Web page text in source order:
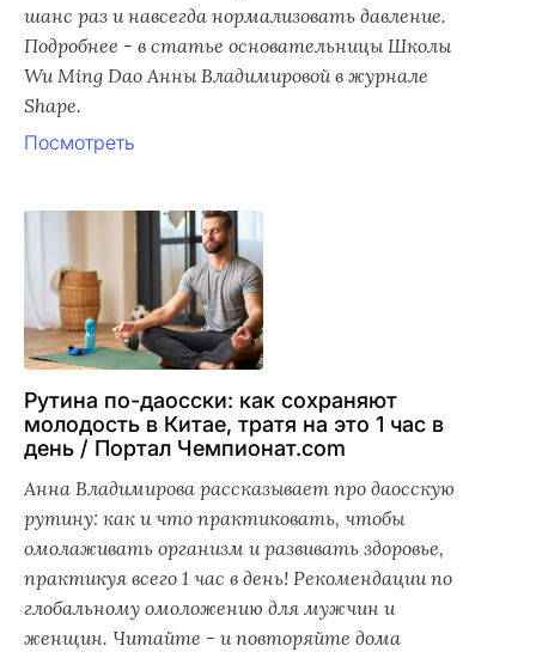
шанс раз и навсегда нормализовать давление.
Подробнее - в статье основательницы Школы
Wu Ming Dao Анны Владимировой в журнале
Shape.
Посмотреть
Рутина по-даосски: как сохраняют
молодость в Китае, тратя на это 1 час в
день / Портал Чемпионат.com
Анна Владимирова рассказывает про даосскую
рутину: как и что практиковать, чтобы
омолаживать организм и развивать здоровье,
практикуя всего 1 час в день! Рекомендации по
глобальному омоложению для мужчин и
женщин. Читайте - и повторяйте дома